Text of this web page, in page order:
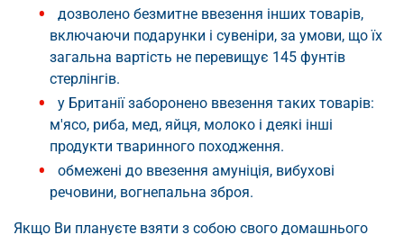
дозволено безмитне ввезення інших товарів,
включаючи подарунки і сувеніри, за умови, що їх
загальна вартість не перевищує 145 фунтів
стерлінгів.
у Британії заборонено ввезення таких товарів:
м'ясо, риба, мед, яйця, молоко і деякі інші
продукти тваринного походження.
обмежені до ввезення амуніція, вибухові
речовини, вогнепальна зброя.
Якщо Ви плануєте взяти з собою свого домашнього